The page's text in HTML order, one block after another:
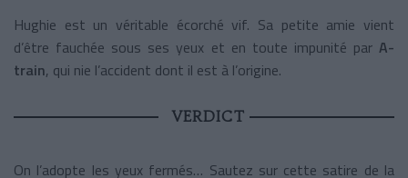
Hughie est un véritable écorché vif. Sa petite amie vient
d’être fauchée sous ses yeux et en toute impunité parA-
train, qui nie l’accident dont il est à l’origine.
VERDICT
On l’adopte les yeux fermés… Sautez sur cette satire de la